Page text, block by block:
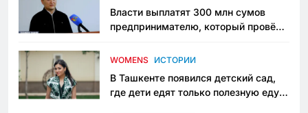
Власти выплатят 300 млн сумов
предпринимателю, который провёл
приговору
WOMENS ИСТОРИИ
В Ташкенте появился детский сад,
где дети едят только полезную еду.